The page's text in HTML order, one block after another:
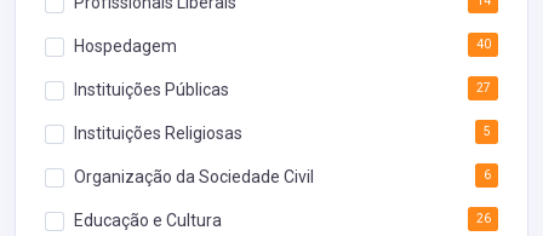
Hospedagem 40
Instituições Públicas 27
Instituições Religiosas 5
Organização da Sociedade Civil 6
Educação e Cultura 26